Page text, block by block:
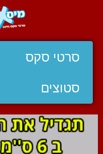
סרטי סקס
סטוצים